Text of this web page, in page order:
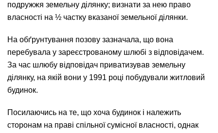
подружжя земельну ділянку; визнати за нею право
власності на ½ частку вказаної земельної ділянки.
На обґрунтування позову зазначала, що вона
перебувала у зареєстрованому шлюбі з відповідачем.
За час шлюбу відповідач приватизував земельну
ділянку, на якій вони у 1991 році побудували житловий
будинок.
Посилаючись на те, що хоча будинок і належить
сторонам на праві спільної сумісної власності, однак